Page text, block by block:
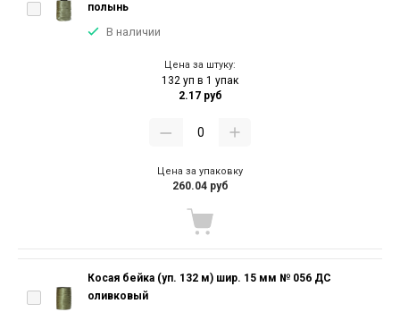
полынь
В наличии
Цена за штуку:
132 уп в 1 упак
2.17 руб
Цена за упаковку
260.04 руб
Косая бейка (уп. 132 м) шир. 15 мм № 056 ДС
оливковый